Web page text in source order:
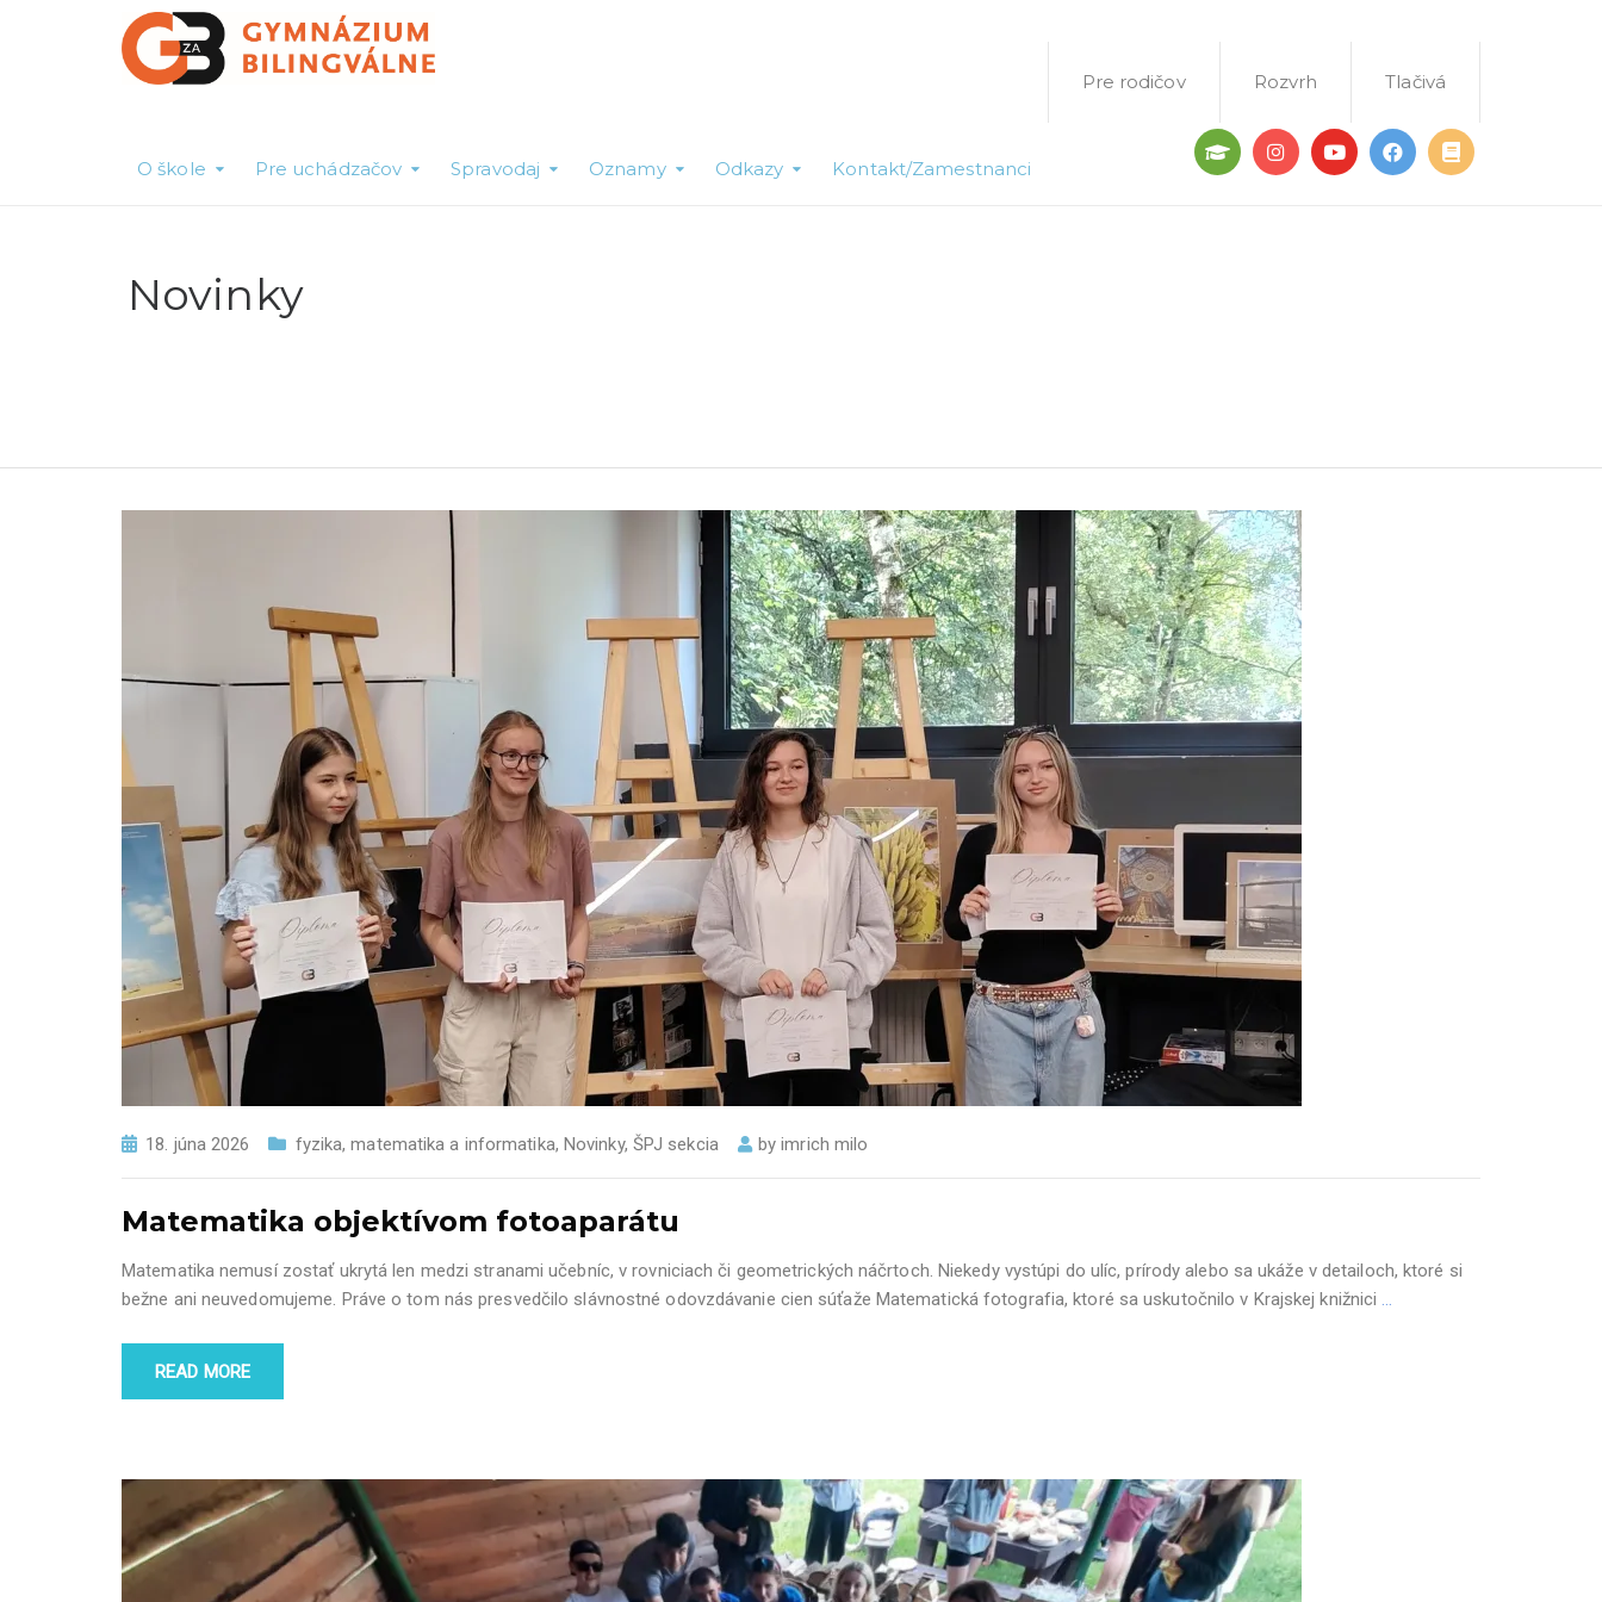
Pre rodičov Rozvrh Tlačivá
O škole Pre uchádzačov Spravodaj Oznamy Odkazy Kontakt/Zamestnanci
Novinky
18. júna 2026 fyzika, matematika a informatika, Novinky, ŠPJ sekcia byimrich milo
Matematika objektívom fotoaparátu
Matematika nemusí zostať ukrytá len medzi stranami učebníc, v rovniciach či geometrických náčrtoch. Niekedy vystúpi do ulíc, prírody alebo sa ukáže v detailoch, ktoré si
bežne ani neuvedomujeme. Práve o tom nás presvedčilo slávnostné odovzdávanie cien súťaže Matematická fotografia, ktoré sa uskutočnilo v Krajskej knižnici …
READ MORE